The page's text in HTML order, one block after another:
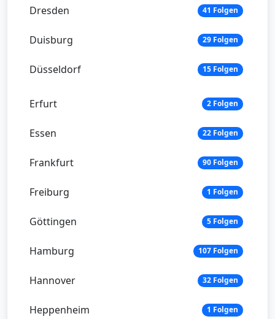
Dresden 41 Folgen
Duisburg 29 Folgen
Düsseldorf 15 Folgen
Erfurt 2 Folgen
Essen 22 Folgen
Frankfurt 90 Folgen
Freiburg 1 Folgen
Göttingen 5 Folgen
Hamburg 107 Folgen
Hannover 32 Folgen
Heppenheim 1 Folgen